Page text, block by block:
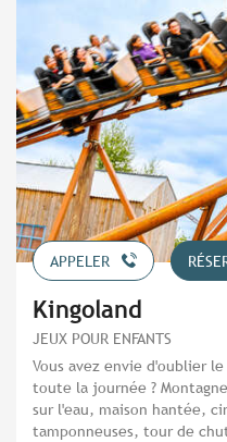
APPELER
Kingoland
JEUX POUR ENFANTS
Vous avez envie d'oublier
toute la journée ?
sur l'eau, maison hantée,
tamponneuses, tour de